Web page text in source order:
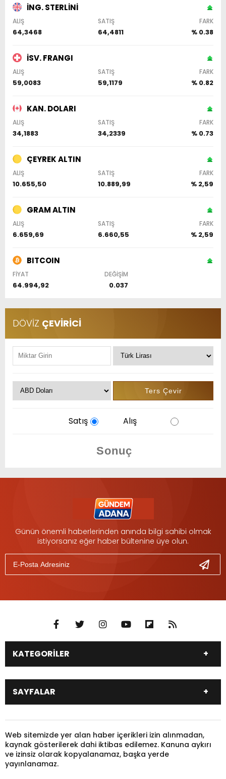
İNG. STERLİNİ
ALIŞ SATIŞ FARK
64,3468 64,4811 % 0.38
İSV. FRANGI
ALIŞ SATIŞ FARK
59,0083 59,1179 % 0.82
KAN. DOLARI
ALIŞ SATIŞ FARK
34,1883 34,2339 % 0.73
ÇEYREK ALTIN
ALIŞ SATIŞ FARK
10.655,50 10.889,99 % 2,59
GRAM ALTIN
ALIŞ SATIŞ FARK
6.659,69 6.660,55 % 2,59
BITCOIN
FİYAT DEĞİŞİM
64.994,92 0.037
DÖVİZ ÇEVİRİCİ
Satış Alış
Günün önemli haberlerinden anında bilgi sahibi olmak
istiyorsanız eğer haber bültenine üye olun.
KATEGORİLER
DÜNYA
SİYASET
EKONOMİ
SAĞLIK
SPOR
TARIM
YEREL YÖNETİM
GÜNDEM
HAYVANLAR
KADIN
KONSER
KÜLTÜR & SANAT
SAYFALAR
Pariteler
Canlı Sonuçlar
Puan Durumu
Fikstür
Gazeteler
Burçlar
Web sitemizde yer alan haber içerikleri izin alınmadan,
kaynak gösterilerek dahi iktibas edilemez. Kanuna aykırı
ve izinsiz olarak kopyalanamaz, başka yerde
yayınlanamaz.